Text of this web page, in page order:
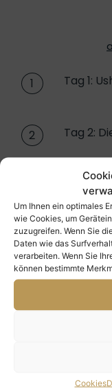
Um Ihnen ein optimales
wie Cookies, um
zuzugreifen. Wenn Sie
Daten wie das
verarbeiten. Wenn Sie
können bestimmte
Cookies
1 Tag 1:
2 Tag 2:
Tag 3:
4 Tag 4:
Tag 5-6: